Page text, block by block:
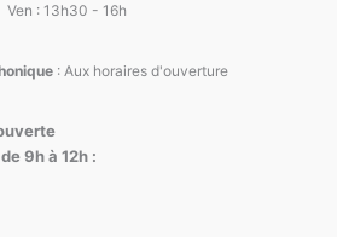
Ven : 13h30 - 16h
: Aux horaires d'ouverture
9h à 12h :